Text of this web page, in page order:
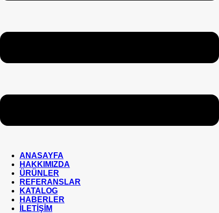
ANASAYFA
HAKKIMIZDA
ÜRÜNLER
REFERANSLAR
KATALOG
HABERLER
İLETİŞİM